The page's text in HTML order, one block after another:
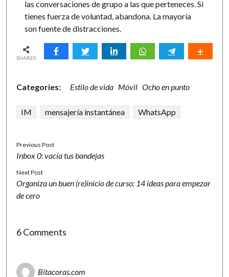
las conversaciones de grupo a las que perteneces. Si
tienes fuerza de voluntad, abandona. La mayoría
son fuente de distracciones.
SHARES
Categories: Estilo de vida Móvil Ocho en punto
IM mensajería instantánea WhatsApp
Previous Post
Inbox 0: vacía tus bandejas
Next Post
Organiza un buen (re)inicio de curso: 14 ideas para empezar
de cero
6 Comments
Bitacoras.com